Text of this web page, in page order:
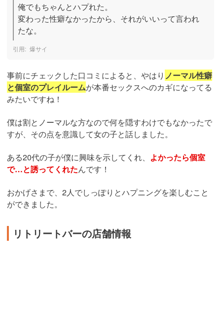
俺でもちゃんとハプれた。
変わった性癖なかったから、それがいいって言われ
たな。
爆サイ
事前にチェックした口コミによると、やはり ノーマル性癖
と個室のプレイルームが本番セックスへのカギになってる
みたいですね！
僕は割とノーマルな方なので何を隠すわけでもなかったで
すが、その点を意識して女の子と話しました。
ある20代の子が僕に興味を示してくれ、 よかったら個室
で…と誘ってくれたんです！
おかげさまで、2人でしっぽりとハプニングを楽しむこと
ができました。
リトリートバーの店舗情報